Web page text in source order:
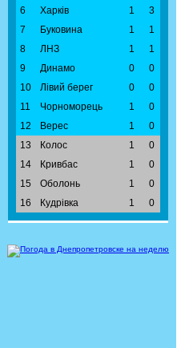
6
Харків 1
3
7
Буковина 1
1
8
ЛНЗ 1
1
9
Динамо 0
0
10
Лівий берег 0
0
11
Чорноморець 1
0
12
Верес 1
0
13
Колос 1
0
14
Кривбас 1
0
15
Оболонь 1
0
16
Кудрівка 1 0